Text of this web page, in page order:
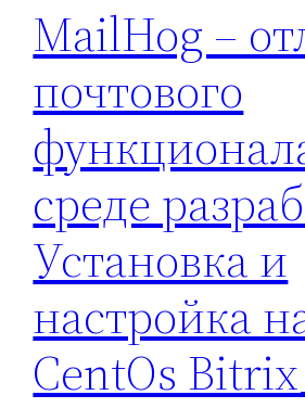
MailHog –
почтового
среде
Установка и
настройка
CentOs